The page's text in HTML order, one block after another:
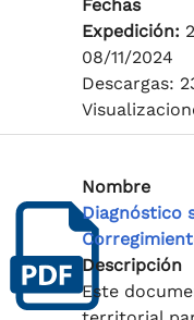
Fechas
Expedición:
08/11/2024
Descargas:
Nombre
Diagnóstico
Descripción
Este